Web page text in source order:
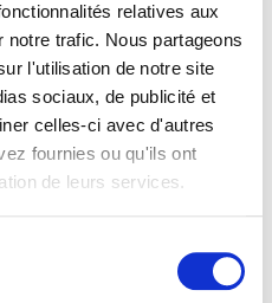
relatives aux
trafic. Nous partageons
l'utilisation de notre site
sociaux, de publicité et
celles-ci avec d'autres
fournies ou qu'ils ont
de leurs services.
– Annuaire
préparer 2026